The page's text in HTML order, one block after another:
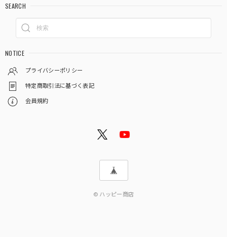
SEARCH
NOTICE
プライバシーポリシー
特定商取引法に基づく表記
会員規約
© ハッピー商店